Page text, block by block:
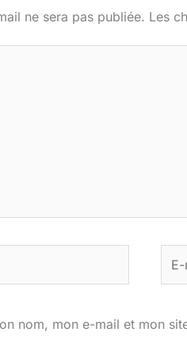
ne sera pas publiée. Les
nom, mon e-mail et mon